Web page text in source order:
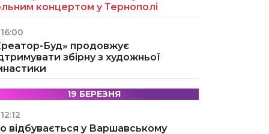
концертом у Тернополі
16:00
Буд» продовжує
збірну з художньої
19 БЕРЕЗНЯ
12:12
відбувається у Варшавському